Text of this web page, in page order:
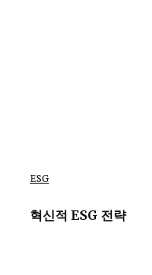
ESG
혁신적 ESG 전략